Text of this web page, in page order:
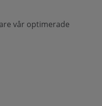
vår optimerade